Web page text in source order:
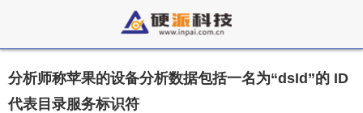
分析师称苹果的设备分析数据包括一名为“dsId”的 ID
代表目录服务标识符